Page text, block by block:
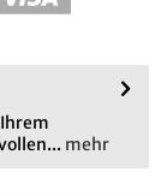
mehr